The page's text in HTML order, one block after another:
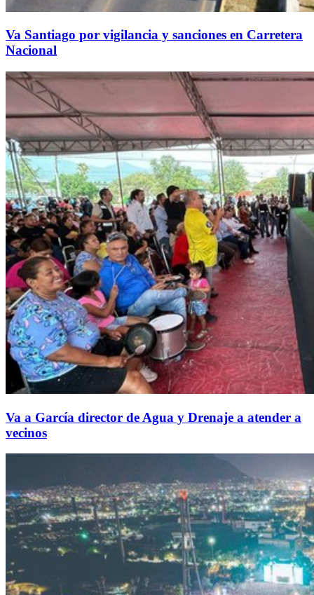
Va Santiago por vigilancia y sanciones en Carretera
Nacional
Va a García director de Agua y Drenaje a atender a
vecinos